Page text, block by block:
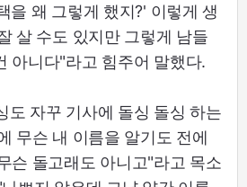
을 왜 그렇게 했지?' 이렇게 생
살 수도 있지만 그렇게 남들
아니다"라고 힘주어 말했다.
도 자꾸 기사에 돌싱 돌싱 하는
무슨 내 이름을 알기도 전에
슨 돌고래도 아니고"라고 목소